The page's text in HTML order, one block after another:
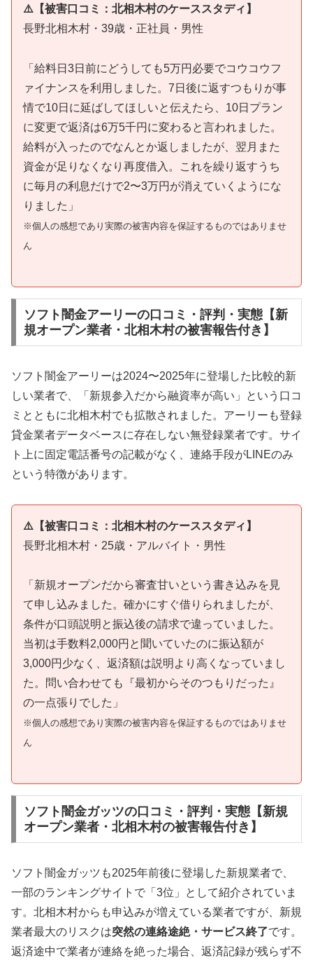
⚠️【被害口コミ：北相木村のケーススタディ】
長野北相木村・39歳・正社員・男性
「給料日3日前にどうしても5万円必要でコウコウフ
ァイナンスを利用しました。7日後に返すつもりが事
情で10日に延ばしてほしいと伝えたら、10日プラン
に変更で返済は6万5千円に変わると言われました。
給料が入ったのでなんとか返しましたが、翌月また
資金が足りなくなり再度借入。これを繰り返すうち
に毎月の利息だけで2〜3万円が消えていくようにな
りました」
※個人の感想であり実際の被害内容を保証するものではありませ
ん
ソフト闇金アーリーの口コミ・評判・実態【新
規オープン業者・北相木村の被害報告付き】
ソフト闇金アーリーは2024〜2025年に登場した比較的新
しい業者で、「新規参入だから融資率が高い」という口コ
ミとともに北相木村でも拡散されました。アーリーも登録
貸金業者データベースに存在しない無登録業者です。サイ
ト上に固定電話番号の記載がなく、連絡手段がLINEのみ
という特徴があります。
⚠️【被害口コミ：北相木村のケーススタディ】
長野北相木村・25歳・アルバイト・男性
「新規オープンだから審査甘いという書き込みを見
て申し込みました。確かにすぐ借りられましたが、
条件が口頭説明と振込後の請求で違っていました。
当初は手数料2,000円と聞いていたのに振込額が
3,000円少なく、返済額は説明より高くなっていまし
た。問い合わせても『最初からそのつもりだった』
の一点張りでした」
※個人の感想であり実際の被害内容を保証するものではありませ
ん
ソフト闇金ガッツの口コミ・評判・実態【新規
オープン業者・北相木村の被害報告付き】
ソフト闇金ガッツも2025年前後に登場した新規業者で、
一部のランキングサイトで「3位」として紹介されていま
す。北相木村からも申込みが増えている業者ですが、新規
業者最大のリスクは突然の連絡途絶・サービス終了です。
返済途中で業者が連絡を絶った場合、返済記録が残らず不